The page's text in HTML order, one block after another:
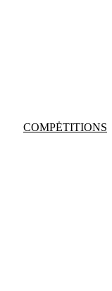
COMPĖTITIONS